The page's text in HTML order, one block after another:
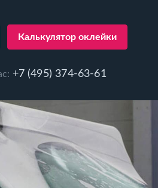
Калькулятор оклейки
+7 (495) 374-63-61